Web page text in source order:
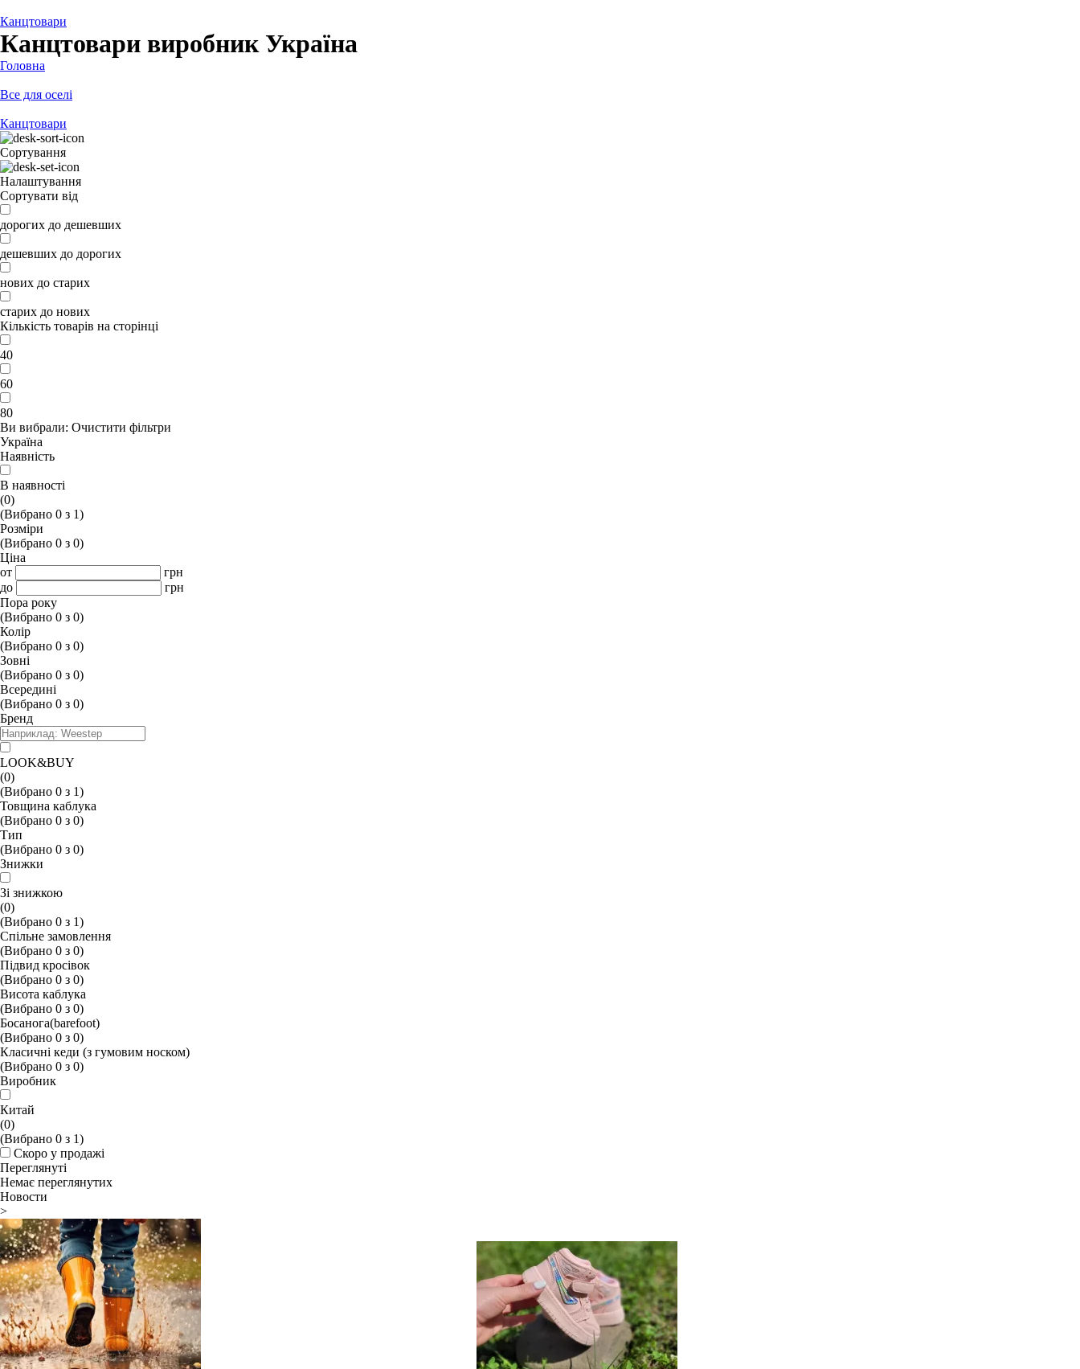
Канцтовари
Канцтовари виробник Україна
Головна
Все для оселі
Канцтовари
Сортування
Налаштування
Сортувати від
дорогих до дешевших
дешевших до дорогих
нових до старих
старих до нових
Кількість товарів на сторінці
40
60
80
Ви вибрали: Очистити фільтри
Україна
Наявність
В наявності
(0)
(Вибрано 0 з 1)
Розміри
(Вибрано 0 з 0)
Ціна
от
грн
до
грн
Пора року
(Вибрано 0 з 0)
Колір
(Вибрано 0 з 0)
Зовні
(Вибрано 0 з 0)
Всередині
(Вибрано 0 з 0)
Бренд
LOOK&BUY
(0)
(Вибрано 0 з 1)
Товщина каблука
(Вибрано 0 з 0)
Тип
(Вибрано 0 з 0)
Знижки
Зі знижкою
(0)
(Вибрано 0 з 1)
Спільне замовлення
(Вибрано 0 з 0)
Підвид кросівок
(Вибрано 0 з 0)
Висота каблука
(Вибрано 0 з 0)
Босанога(barefoot)
(Вибрано 0 з 0)
Класичні кеди (з гумовим носком)
(Вибрано 0 з 0)
Виробник
Китай
(0)
(Вибрано 0 з 1)
Скоро у продажі
Переглянуті
Немає переглянутих
Новости
>